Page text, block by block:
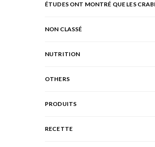
ÉTUDES ONT MONTRÉ QUE LES
NON CLASSÉ
NUTRITION
OTHERS
PRODUITS
RECETTE